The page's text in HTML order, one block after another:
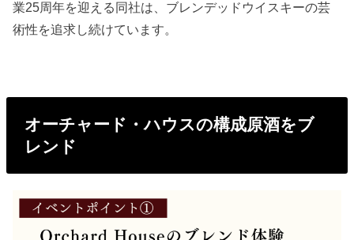
業25周年を迎える同社は、ブレンデッドウイスキーの芸
術性を追求し続けています。
オーチャード・ハウスの構成原酒をブ
レンド